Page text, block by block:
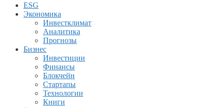
ESG
Экономика
Инвестклимат
Аналитика
Прогнозы
Бизнес
Инвестиции
Финансы
Блокчейн
Стартапы
Технологии
Книги